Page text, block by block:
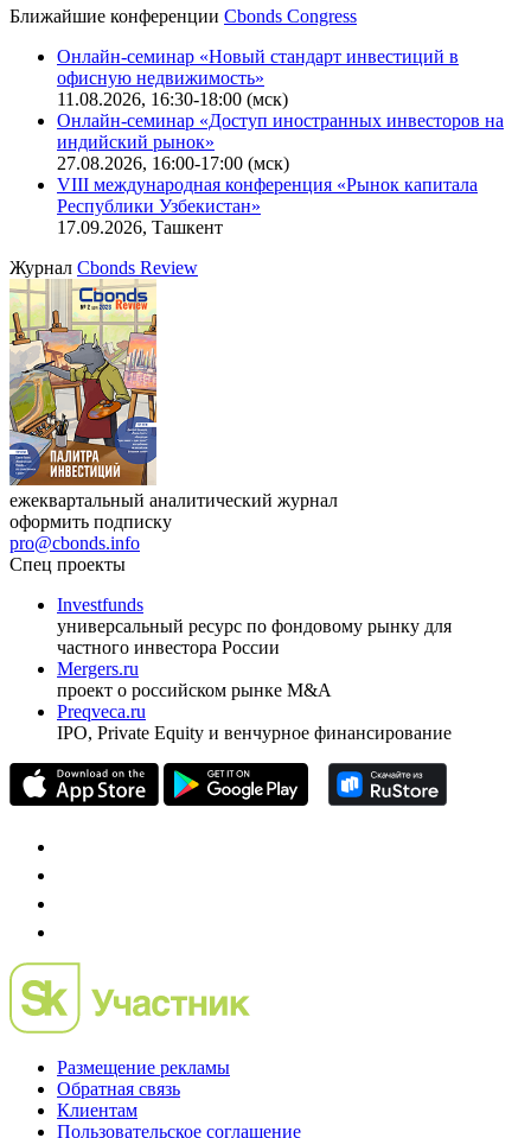
Ближайшие конференции Cbonds Congress
Онлайн-семинар «Новый стандарт инвестиций в
офисную недвижимость»
11.08.2026, 16:30-18:00 (мск)
Онлайн-семинар «Доступ иностранных инвесторов на
индийский рынок»
27.08.2026, 16:00-17:00 (мск)
VIII международная конференция «Рынок капитала
Республики Узбекистан»
17.09.2026, Ташкент
Журнал Cbonds Review
ежеквартальный аналитический журнал
оформить подписку
pro@cbonds.info
Спец проекты
Investfunds
универсальный ресурс по фондовому рынку для
частного инвестора России
Mergers.ru
проект о российском рынке M&A
Preqveca.ru
IPO, Private Equity и венчурное финансирование
Размещение рекламы
Обратная связь
Клиентам
Пользовательское соглашение